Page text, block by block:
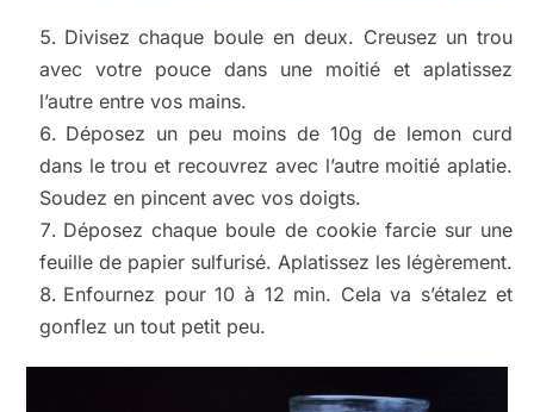
Divisez chaque boule en deux. Creusez un trou
avec votre pouce dans une moitié et aplatissez
l’autre entre vos mains.
Déposez un peu moins de 10g de lemon curd
dans le trou et recouvrez avec l’autre moitié aplatie.
Soudez en pincent avec vos doigts.
Déposez chaque boule de cookie farcie sur une
feuille de papier sulfurisé. Aplatissez les légèrement.
Enfournez pour 10 à 12 min. Cela va s’étalez et
gonflez un tout petit peu.